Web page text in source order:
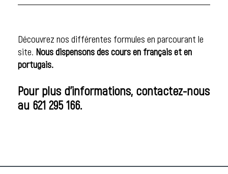
Découvrez nos différentes formules en parcourant le
site. Nous dispensons des cours en français et en
portugais.
Pour plus d'informations, contactez-nous
au 621 295 166.